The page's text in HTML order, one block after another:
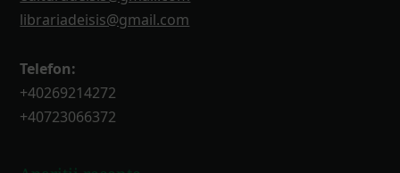
librariadeisis@gmail.com
Telefon:
+40269214272
+40723066372